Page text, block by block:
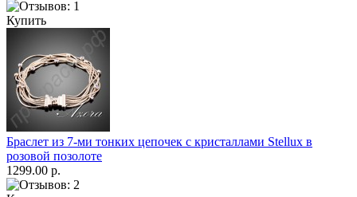
Купить
Браслет из 7-ми тонких цепочек с кристаллами Stellux в
розовой позолоте
1299.00 р.